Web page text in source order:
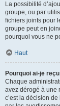
La possibilité
groupe, ou par
fichiers joints pour
groupe peut en
pourquoi vous ne
Haut
Pourquoi ai-je
Chaque
avez dérogé à une
c’est la décision